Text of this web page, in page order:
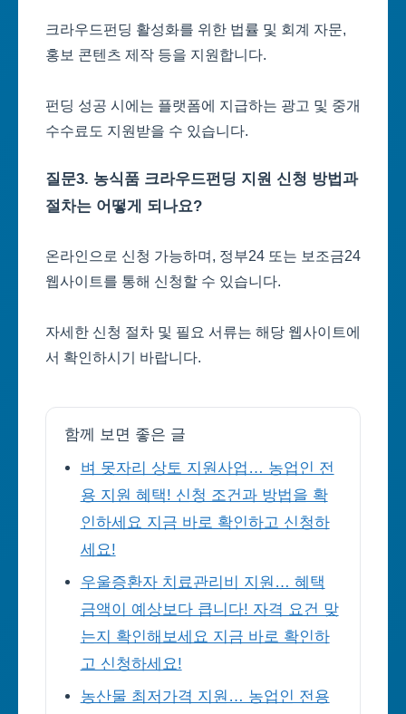
크라우드펀딩 활성화를 위한 법률 및 회계 자문,
홍보 콘텐츠 제작 등을 지원합니다.
펀딩 성공 시에는 플랫폼에 지급하는 광고 및 중개
수수료도 지원받을 수 있습니다.
질문3. 농식품 크라우드펀딩 지원 신청 방법과
절차는 어떻게 되나요?
온라인으로 신청 가능하며, 정부24 또는 보조금24
웹사이트를 통해 신청할 수 있습니다.
자세한 신청 절차 및 필요 서류는 해당 웹사이트에
서 확인하시기 바랍니다.
함께 보면 좋은 글
벼 못자리 상토 지원사업… 농업인 전
용 지원 혜택! 신청 조건과 방법을 확
인하세요 지금 바로 확인하고 신청하
세요!
우울증환자 치료관리비 지원… 혜택
금액이 예상보다 큽니다! 자격 요건 맞
는지 확인해보세요 지금 바로 확인하
고 신청하세요!
농산물 최저가격 지원… 농업인 전용